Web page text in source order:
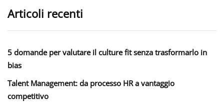
Articoli recenti
5 domande per valutare il culture fit senza trasformarlo in
bias
Talent Management: da processo HR a vantaggio
competitivo